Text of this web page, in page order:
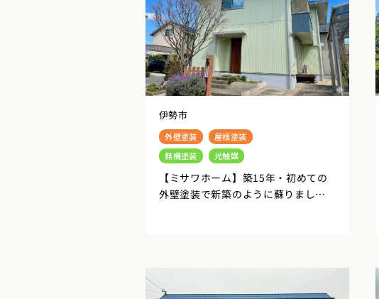
伊勢市
外壁塗装
屋根塗装
無機塗装
光触媒
【ミサワホーム】築15年・初めての
外壁塗装で新築のように蘇りまし